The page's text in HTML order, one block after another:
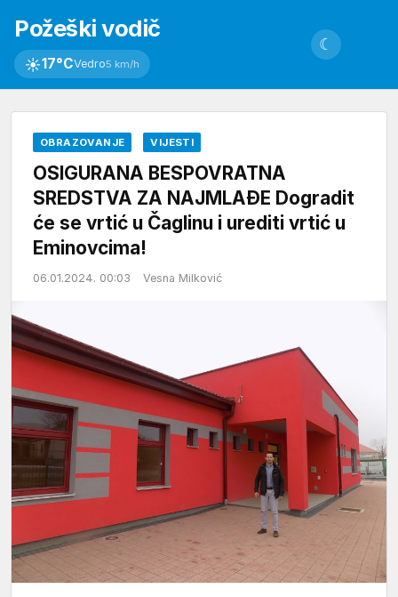
Požeški vodič
☀17°CVedro5 km/h
☾
OBRAZOVANJE VIJESTI
OSIGURANA BESPOVRATNA
SREDSTVA ZA NAJMLAĐE Dogradit
će se vrtić u Čaglinu i urediti vrtić u
Eminovcima!
06.01.2024. 00:03 Vesna Milković